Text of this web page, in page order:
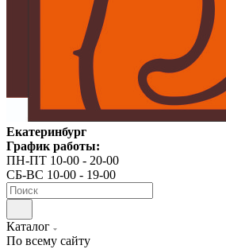
Екатеринбург
График работы:
ПН-ПТ 10-00 - 20-00
СБ-ВС 10-00 - 19-00
Каталог
По всему сайту